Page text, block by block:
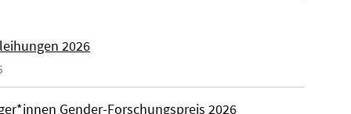
2026
Gender-Forschungspreis 2026